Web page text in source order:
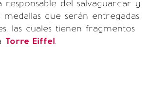
responsable del salvaguardar y
que serán entregadas
las cuales tienen fragmentos
Torre Eiffel.